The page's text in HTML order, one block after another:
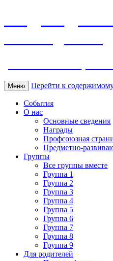
МБДОУ ДС
Меню Перейти к
События
О нас
Основные сведения
Награды
Профсоюзная
Предметно-
Группы
Все группы вместе
Группа 1
Группа 2
Группа 3
Группа 4
Группа 5
Группа 6
Группа 7
Группа 8
Группа 9
Для родителей